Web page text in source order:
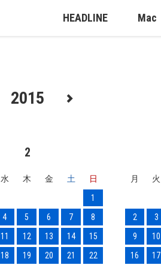
HEADLINE Mac
2015
2
水 木 金 土
日
1
4 5 6 7
8
11 12 13 14
15
18 19 20 21
22
月 火
2
3
9
10
16
17